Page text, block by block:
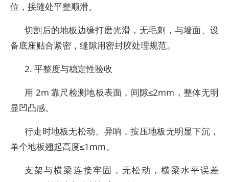
位，接缝处平整顺滑。
切割后的地板边缘打磨光滑，无毛刺，与墙面、设
备底座贴合紧密，缝隙用密封胶处理规范。
2. 平整度与稳定性验收
用 2m 靠尺检测地板表面，间隙≤2mm，整体无明
显凹凸感。
行走时地板无松动、异响，按压地板无明显下沉，
单个地板翘起高度≤1mm。
支架与横梁连接牢固，无松动，横梁水平误差